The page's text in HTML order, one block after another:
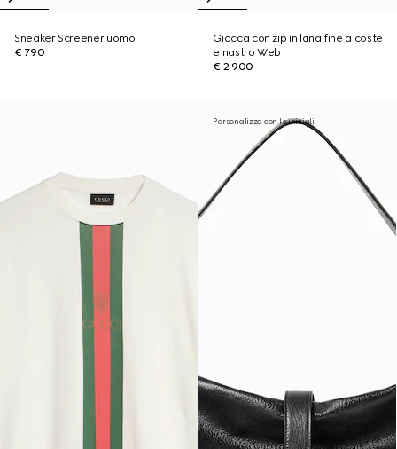
Sneaker Screener uomo
€ 790
Giacca con zip in lana fine a coste
e nastro Web
€ 2.900
Personalizza con le iniziali